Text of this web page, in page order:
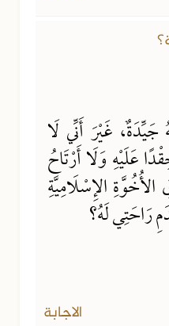
غَيْرَ أَنِّي لَا
عَلَيْهِ وَلَا أَرْتَاحُ
الإِسْلَامِيَّةِ
رَاحَتِي لَهُ؟
الاجابة